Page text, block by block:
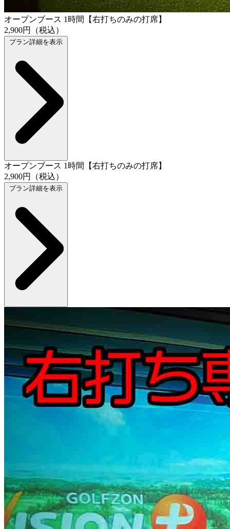
オープンブース 1時間【右打ちのみの打席】
2,900円（税込）
オープンブース 1時間【右打ちのみの打席】
2,900円（税込）